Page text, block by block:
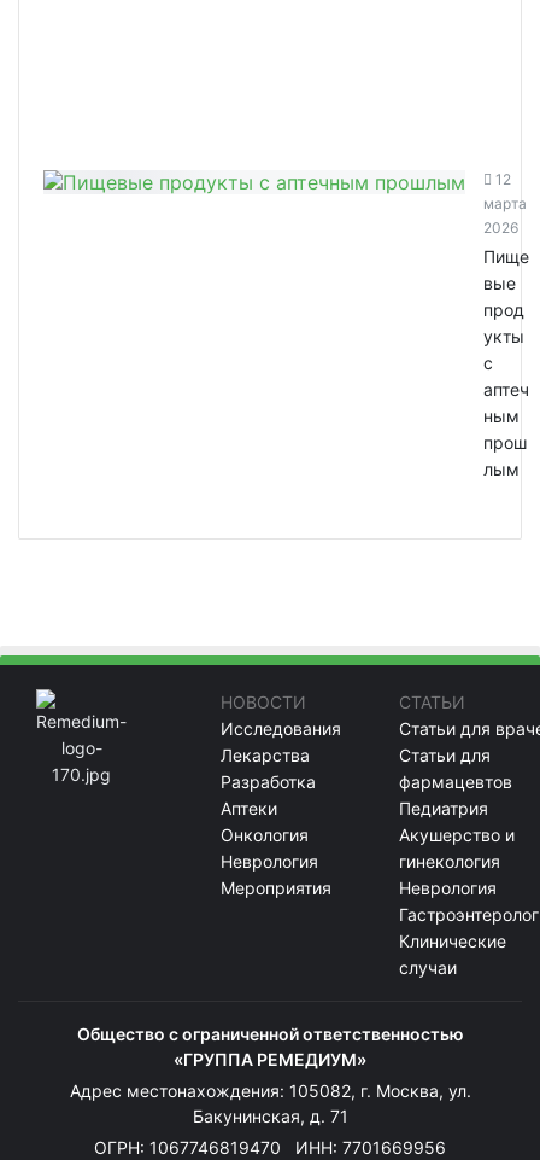
12
марта
2026
Пище
вые
прод
укты
с
аптеч
ным
прош
лым
НОВОСТИ
Исследования
Лекарства
Разработка
Аптеки
Онкология
Неврология
Мероприятия
СТАТЬИ
Статьи для
Статьи для
фармацевтов
Педиатрия
Акушерство и
гинекология
Неврология
Клинические
случаи
Общество с ограниченной ответственностью
«ГРУППА РЕМЕДИУМ»
Адрес местонахождения: 105082, г. Москва, ул.
Бакунинская, д. 71
ОГРН: 1067746819470 ИНН: 7701669956